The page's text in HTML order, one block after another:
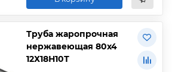
Труба жаропрочная
нержавеющая 80х4
12Х18Н10Т